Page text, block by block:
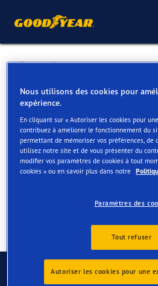
Retour liste
GARAGE N.
Services disponibles en ligne et
Contact Services
Contactez-nous
Nous utilisons des cookies pour
expérience.
En cliquant sur « Autoriser les cookies pour
contribuez à améliorer le fonctionnement du
permettant de mémoriser vos préférences, de
utilisez notre site et de vous présenter du
modifier vos paramètres de cookies à tout
cookies » ou en savoir plus dans notre
Paramètres des
Tout refuser
Autoriser les cookies pour une